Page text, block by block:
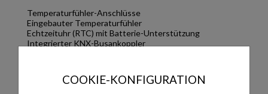
Temperaturfühler-Anschlüsse
Eingebauter Temperaturfühler
Echtzeituhr (RTC) mit Batterie-Unterstützung
Integrierter KNX-Busankoppler
DownloadsCOOKIE-KONFIGURATION